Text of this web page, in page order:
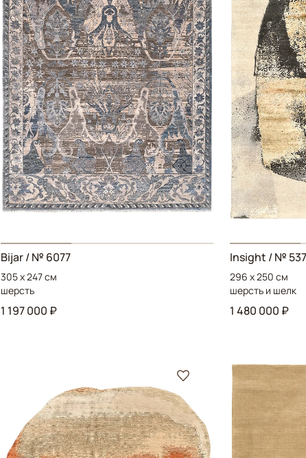
Bijar/ № 6077
305 x 247 см
шерсть
1 197 000 ₽
Insight / №
296 x 250 см
шерсть и шелк
1 480 000 ₽